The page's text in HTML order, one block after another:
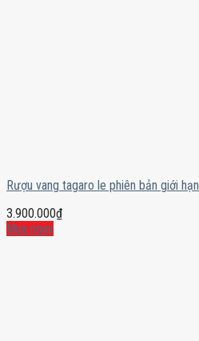
Rượu vang tagaro le phiên bản giới hạn
3.900.000₫
Mua ngay